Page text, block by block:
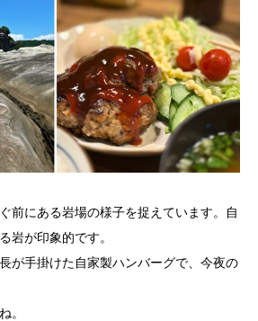
前にある岩場の様子を捉えています。自
岩が印象的です。
が手掛けた自家製ハンバーグで、今夜の
。